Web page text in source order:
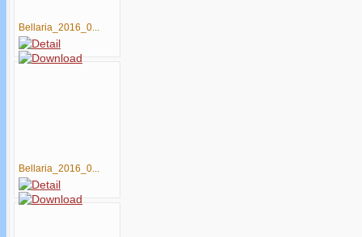
Bellaria_2016_0...
Bellaria_2016_0...